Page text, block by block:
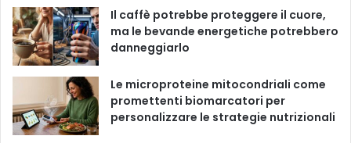
Il caffè potrebbe proteggere il cuore,
ma le bevande energetiche potrebbero
danneggiarlo
Le microproteine ​​mitocondriali come
promettenti biomarcatori per
personalizzare le strategie nutrizionali